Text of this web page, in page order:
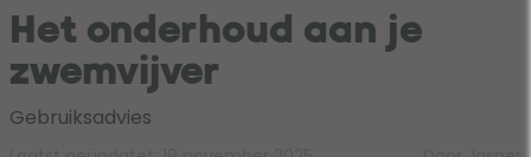
Het onderhoud aan je
zwemvijver
Gebruiksadvies